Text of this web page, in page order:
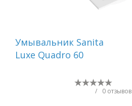
Умывальник Sanita
Luxe Quadro 60
/ 0 отзывов